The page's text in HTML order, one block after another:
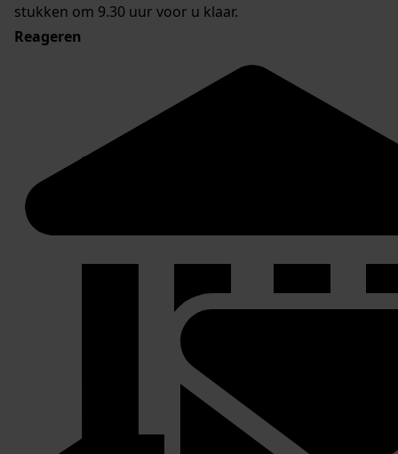
stukken om 9.30 uur voor u klaar.
Reageren